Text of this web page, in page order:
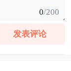
0/200
发表评论